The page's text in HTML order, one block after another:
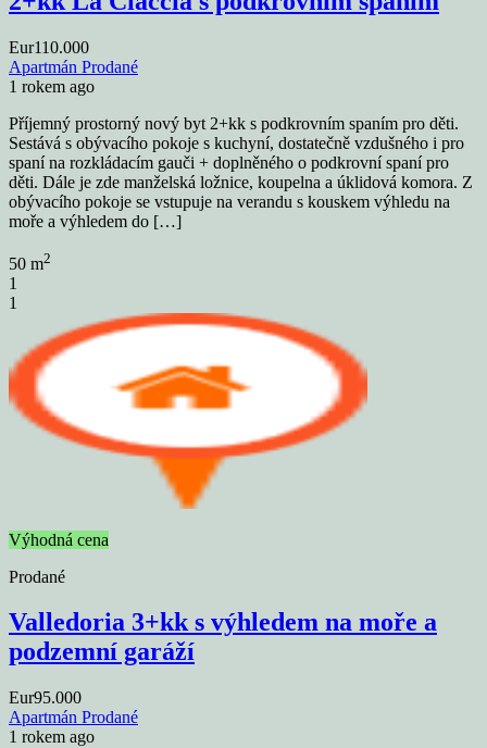
Eur110.000
Apartmán Prodané
1 rokem ago
Příjemný prostorný nový byt 2+kk s podkrovním spaním pro děti.
Sestává s obývacího pokoje s kuchyní, dostatečně vzdušného i pro
spaní na rozkládacím gauči + doplněného o podkrovní spaní pro
děti. Dále je zde manželská ložnice, koupelna a úklidová komora. Z
obývacího pokoje se vstupuje na verandu s kouskem výhledu na
moře a výhledem do […]
50 m2
1
1
Výhodná cena
Prodané
Valledoria 3+kk s výhledem na moře a
podzemní garáží
Eur95.000
Apartmán Prodané
1 rokem ago